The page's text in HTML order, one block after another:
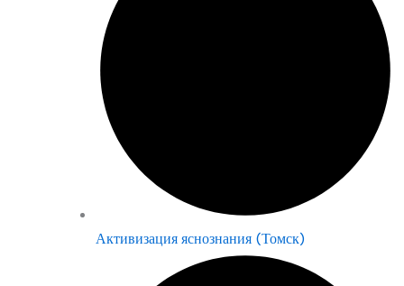
Активизация яснознания (Томск)